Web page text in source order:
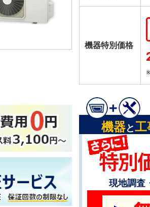
機器特別価格
機器と工
現地調査